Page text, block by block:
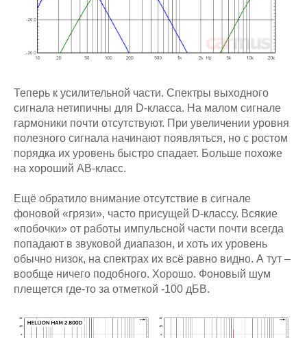
Теперь к усилительной части. Спектры выходного
сигнала нетипичны для D-класса. На малом сигнале
гармоники почти отсутствуют. При увеличении уровня
полезного сигнала начинают появляться, но с ростом
порядка их уровень быстро спадает. Больше похоже
на хороший АВ-класс.
Ещё обратило внимание отсутствие в сигнале
фоновой «грязи», часто присущей D-классу. Всякие
«побочки» от работы импульсной части почти всегда
попадают в звуковой диапазон, и хоть их уровень
обычно низок, на спектрах их всё равно видно. А тут –
вообще ничего подобного. Хорошо. Фоновый шум
плещется где-то за отметкой -100 дБВ.